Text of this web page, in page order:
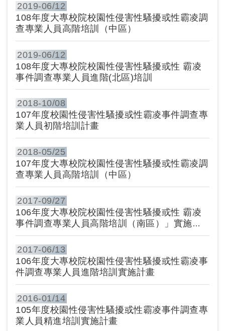
2019-06/12
108年度大專校院校園性侵害性騷擾或性霸凌調
查專業人員高階培訓（中區）
2019-06/12
108年度大專校院校園性侵害性騷擾或性 霸凌
事件調查專業人員進階(北區)培訓
2018-10/08
107年度校園性侵害性騷擾或性霸凌事件調查專
業人員初階培訓計畫
2018-05/25
107年度大專校院校園性侵害性騷擾或性霸凌調
查專業人員高階培訓（中區）
2017-09/27
106年度大專校院校園性侵害性騷擾或性 霸凌
事件調查專業人員高階培訓（南區）」實施計
畫
2017-06/13
106年度大專校院校園性侵害性騷擾或性霸凌事
件調查專業人員進階培訓實施計畫
2016-01/14
105年度校園性侵害性騷擾或性霸凌事件調查專
業人員精進培訓實施計畫